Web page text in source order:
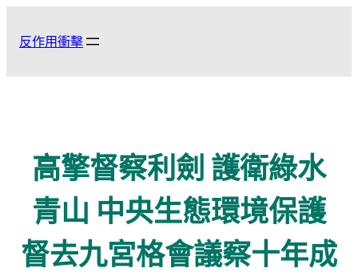
反作用衝擊
高擎督察利劍 護衛綠水
青山 中央生態環境保護
督去九宮格會議察十年成